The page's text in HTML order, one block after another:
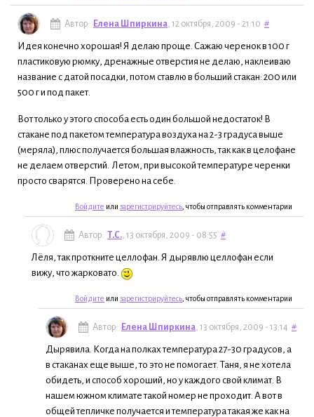
Автор: Елена Шпиркина , 12 октября, 2009 - 21:10 #
Идея конечно хорошая! Я делаю проще. Сажаю черенок в 100 г
пластиковую рюмку, дренажные отверстия не делаю, наклеиваю
название с датой посадки, потом ставлю в больший стакан: 200 или
500 г и под пакет.
Вот только у этого способа есть один большой недостаток! В
стакане под пакетом температура воздуха на 2-3 градуса выше
(меряла), плюс получается большая влажность, так как в целофане
не делаем отверстий. Летом, при высокой температуре черенки
просто сварятся. Проверено на себе.
Войдите или зарегистрируйтесь , чтобы отправлять комментарии
Автор: Т.С. , 13 октября, 2009 - 08:55 #
Лёля, так проткните целлофан. Я дырявлю целлофан если
вижу, что жарковато.
Войдите или зарегистрируйтесь , чтобы отправлять комментарии
Автор: Елена Шпиркина , 13 октября, 2009 - 13:14 #
Дырявила. Когда на полках температура 27-30 градусов, а
в стаканах еще выше, то это не помогает. Таня, я не хотела
обидеть, и способ хороший, но у каждого свой климат. В
нашем южном климате такой номер не проходит. А вот в
общей тепличке получается и температура такая же как на